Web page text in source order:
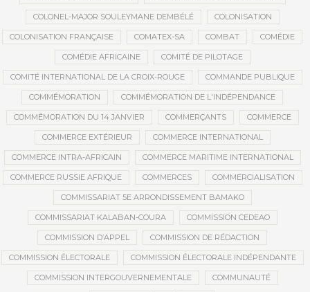
COLONEL-MAJOR SOULEYMANE DEMBÉLÉ COLONISATION
COLONISATION FRANÇAISE COMATEX-SA COMBAT COMÉDIE
COMÉDIE AFRICAINE COMITÉ DE PILOTAGE
COMITÉ INTERNATIONAL DE LA CROIX-ROUGE COMMANDE PUBLIQUE
COMMÉMORATION COMMÉMORATION DE L'INDÉPENDANCE
COMMÉMORATION DU 14 JANVIER COMMERÇANTS COMMERCE
COMMERCE EXTÉRIEUR COMMERCE INTERNATIONAL
COMMERCE INTRA-AFRICAIN COMMERCE MARITIME INTERNATIONAL
COMMERCE RUSSIE AFRIQUE COMMERCES COMMERCIALISATION
COMMISSARIAT 5E ARRONDISSEMENT BAMAKO
COMMISSARIAT KALABAN-COURA COMMISSION CEDEAO
COMMISSION D’APPEL COMMISSION DE RÉDACTION
COMMISSION ÉLECTORALE COMMISSION ÉLECTORALE INDÉPENDANTE
COMMISSION INTERGOUVERNEMENTALE COMMUNAUTÉ